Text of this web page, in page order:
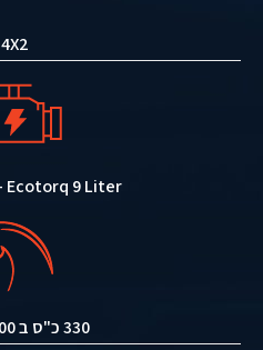
4X2
Ecotorq 9 Liter – תוצרת פורד
330 כ"ס ב 1900 סל"ד